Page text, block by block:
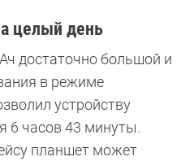
целый день
достаточно большой и
в режиме
устройству
6 часов 43 минуты.
планшет может